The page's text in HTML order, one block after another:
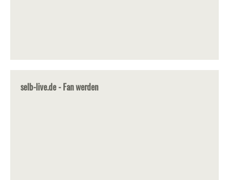
selb-live.de - Fan werden